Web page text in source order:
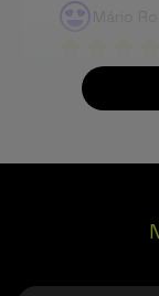
Produto
de som
qualidade
e em